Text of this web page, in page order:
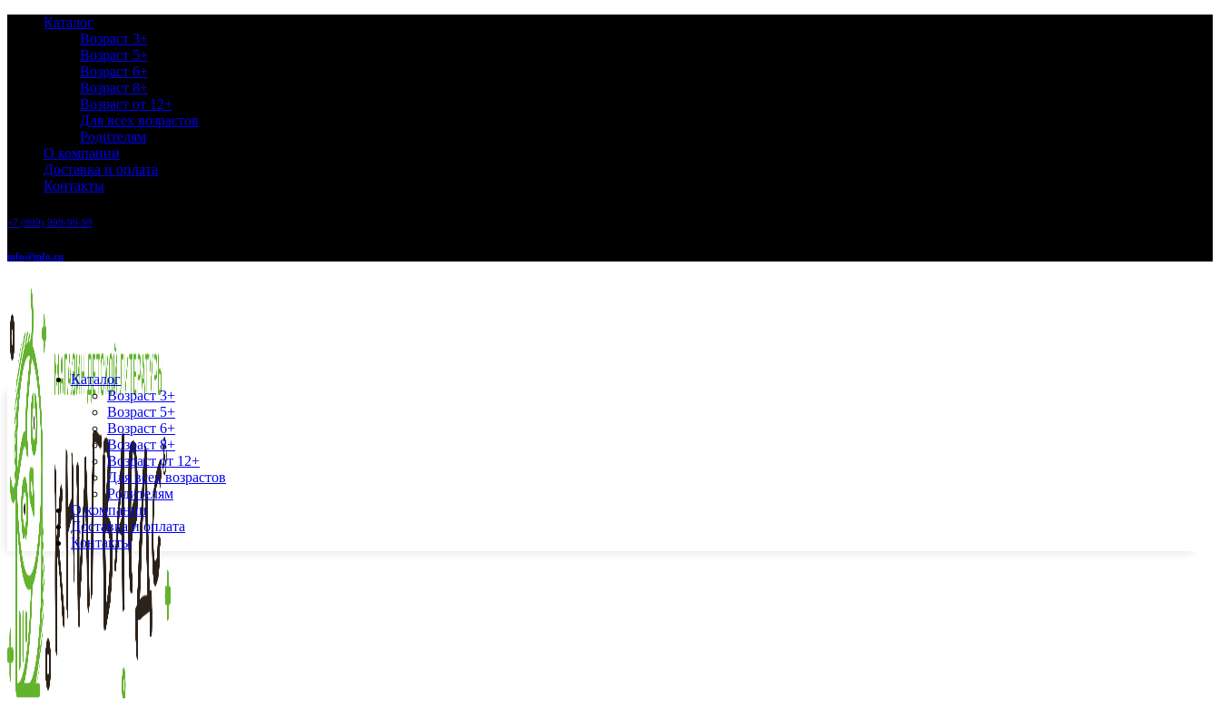
Каталог
Возраст 3+
Возраст 5+
Возраст 6+
Возраст 8+
Возраст от 12+
Для всех возрастов
Родителям
О компании
Доставка и оплата
Контакты
+7 (999) 999-99-99
info@info.ru
Каталог
Возраст 3+
Возраст 5+
Возраст 6+
Возраст 8+
Возраст от 12+
Для всех возрастов
Родителям
О компании
Доставка и оплата
Контакты